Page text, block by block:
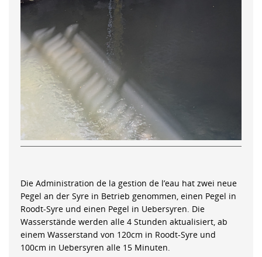
Die Administration de la gestion de l’eau hat zwei neue
Pegel an der Syre in Betrieb genommen, einen Pegel in
Roodt-Syre und einen Pegel in Uebersyren. Die
Wasserstände werden alle 4 Stunden aktualisiert, ab
einem Wasserstand von 120cm in Roodt-Syre und
100cm in Uebersyren alle 15 Minuten.